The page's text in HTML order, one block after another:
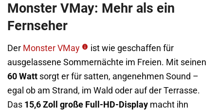
Monster VMay: Mehr als ein
Fernseher
Der Monster VMay
ist wie geschaffen für
ausgelassene Sommernächte im Freien. Mit seinen
60 Watt sorgt er für satten, angenehmen Sound –
egal ob am Strand, im Wald oder auf der Terrasse.
Das 15,6 Zoll große Full-HD-Display macht ihn